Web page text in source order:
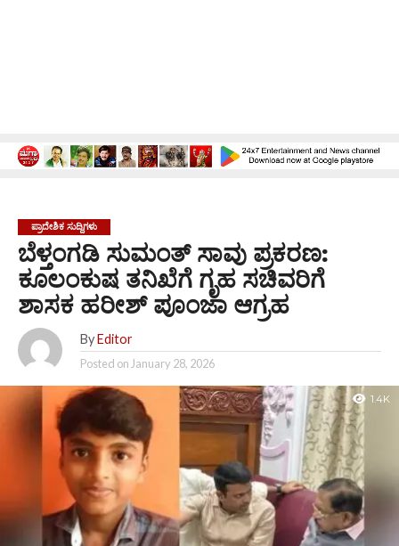
ಪ್ರಾದೇಶಿಕ ಸುದ್ದಿಗಳು
ಬೆಳ್ತಂಗಡಿ ಸುಮಂತ್ ಸಾವು ಪ್ರಕರಣ:
ಕೂಲಂಕುಷ ತನಿಖೆಗೆ ಗೃಹ ಸಚಿವರಿಗೆ
ಶಾಸಕ ಹರೀಶ್ ಪೂಂಜಾ ಆಗ್ರಹ
By Editor
Posted onJanuary 28, 2026
1.4K